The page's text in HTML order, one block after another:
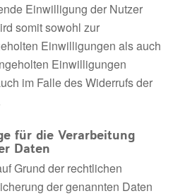
Einwilligung der Nutzer
somit sowohl zur
Einwilligungen als auch
Einwilligungen
im Falle des Widerrufs der
für die Verarbeitung
Daten
Grund der rechtlichen
der genannten Daten